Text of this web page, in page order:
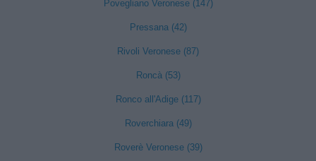
Povegliano Veronese (147)
Pressana (42)
Rivoli Veronese (87)
Roncà (53)
Ronco all'Adige (117)
Roverchiara (49)
Roverè Veronese (39)